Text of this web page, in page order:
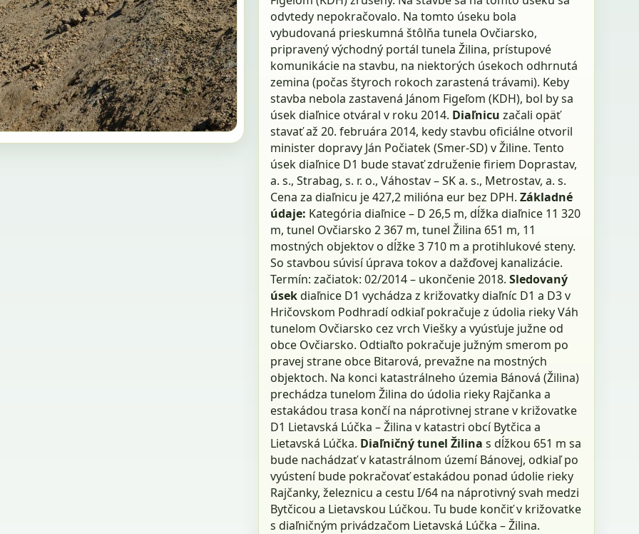
odvtedy nepokračovalo. Na tomto úseku bola
vybudovaná prieskumná štôlňa tunela Ovčiarsko,
pripravený východný portál tunela Žilina, prístupové
komunikácie na stavbu, na niektorých úsekoch odhrnutá
zemina (počas štyroch rokoch zarastená trávami). Keby
stavba nebola zastavená Jánom Figeľom (KDH), bol by sa
úsek diaľnice otváral v roku 2014. Diaľnicu začali opäť
stavať až 20. februára 2014, kedy stavbu oficiálne otvoril
minister dopravy Ján Počiatek (Smer-SD) v Žiline. Tento
úsek diaľnice D1 bude stavať združenie firiem Doprastav,
a. s., Strabag, s. r. o., Váhostav – SK a. s., Metrostav, a. s.
Cena za diaľnicu je 427,2 milióna eur bez DPH. Základné
údaje: Kategória diaľnice – D 26,5 m, dĺžka diaľnice 11 320
m, tunel Ovčiarsko 2 367 m, tunel Žilina 651 m, 11
mostných objektov o dĺžke 3 710 m a protihlukové steny.
So stavbou súvisí úprava tokov a dažďovej kanalizácie.
Termín: začiatok: 02/2014 – ukončenie 2018. Sledovaný
úsekdiaľnice D1 vychádza z križovatky diaľníc D1 a D3 v
Hričovskom Podhradí odkiaľ pokračuje z údolia rieky Váh
tunelom Ovčiarsko cez vrch Viešky a vyúsťuje južne od
obce Ovčiarsko. Odtiaľto pokračuje južným smerom po
pravej strane obce Bitarová, prevažne na mostných
objektoch. Na konci katastrálneho územia Bánová (Žilina)
prechádza tunelom Žilina do údolia rieky Rajčanka a
estakádou trasa končí na náprotivnej strane v križovatke
D1 Lietavská Lúčka – Žilina v katastri obcí Bytčica a
Lietavská Lúčka. Diaľničný tunel Žilina s dĺžkou 651 m sa
bude nachádzať v katastrálnom území Bánovej, odkiaľ po
vyústení bude pokračovať estakádou ponad údolie rieky
Rajčanky, železnicu a cestu I/64 na náprotivný svah medzi
Bytčicou a Lietavskou Lúčkou. Tu bude končiť v križovatke
s diaľničným privádzačom Lietavská Lúčka – Žilina.